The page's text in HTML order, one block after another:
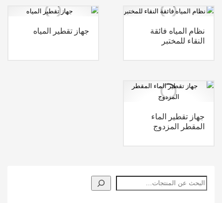
نظام المياه فائقة
النقاء للمختبر
جهاز تقطير المياه
جهاز تقطير الماء
المقطر المزدوج
البحث